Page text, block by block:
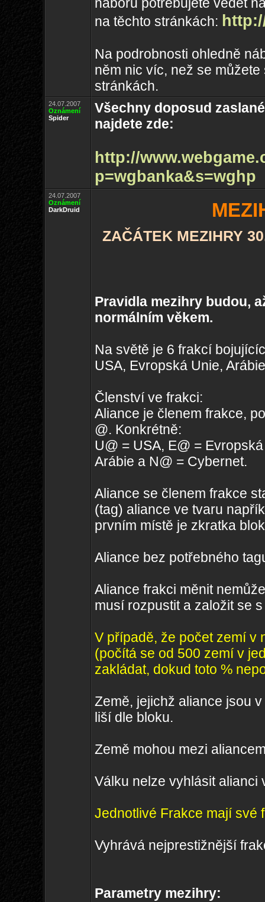
na těchto stránkách:
Na podrobnosti ohledně
něm nic víc, než se
stránkách.
24.07.2007
Oznámení
Spider
Všechny doposud
najdete zde:
http://
p=wgbanka&s=wghp
24.07.2007
Oznámení
DarkDruid
ZAČÁTEK MEZIHRY
Pravidla mezihry budou,
normálním věkem.
Na světě je 6 frakcí
USA, Evropská Unie,
Členství ve frakci:
Aliance je členem frakce,
@. Konkrétně:
U@ = USA, E@ =
Arábie a N@ = Cybernet.
Aliance se členem frakce
(tag) aliance ve tvaru
prvním místě je zkratka
Aliance bez potřebného
Aliance frakci měnit
musí rozpustit a založit se
V případě, že počet zemí v
(počítá se od 500 zemí v
zakládat, dokud toto %
Země, jejichž aliance jsou
liší dle bloku.
Země mohou mezi
Válku nelze vyhlásit alianci
Jednotlivé Frakce mají své
Vyhrává nejprestižnější
Parametry mezihry: